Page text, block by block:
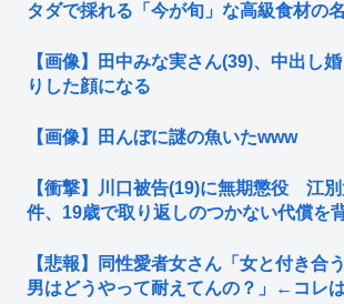
タダで採れる「今が旬」な高級食材の
【画像】田中みな実さん(39)、中出し
りした顔になる
【画像】田んぼに謎の魚いたwww
【衝撃】川口被告(19)に無期懲役 江
件、19歳で取り返しのつかない代償を
【悲報】同性愛者女さん「女と付き合
男はどうやって耐えてんの？」←コレ